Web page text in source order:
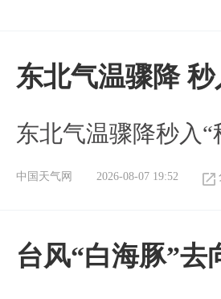
东北气温骤降 秒
东北气温骤降秒入“
中国天气网 2026-08-07 19:52
台风“白海豚”去